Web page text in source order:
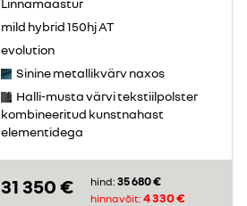
Linnamaastur
mild hybrid 150hj AT
evolution
Sinine metallikvärv naxos
Halli-musta värvi tekstiilpolster
kombineeritud kunstnahast
elementidega
31 350 € hind: 35 680 €
hinnavõit: 4 330 €